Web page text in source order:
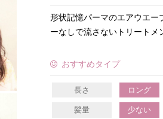
形状記憶パーマのエアウエー
ーなしで流さないトリートメ
おすすめタイプ
長さ ロング
髪量 少ない